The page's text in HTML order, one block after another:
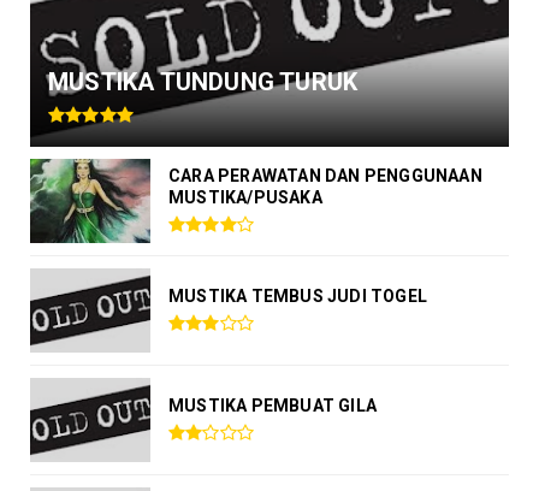
MUSTIKA TUNDUNG TURUK
CARA PERAWATAN DAN PENGGUNAAN
MUSTIKA/PUSAKA
MUSTIKA TEMBUS JUDI TOGEL
MUSTIKA PEMBUAT GILA